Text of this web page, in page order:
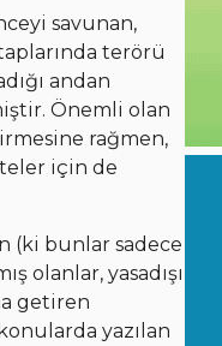
savunan,
terörü
andan
Önemli olan
rağmen,
için de
(ki bunlar sadece
olanlar, yasadışı
getiren
yazılan